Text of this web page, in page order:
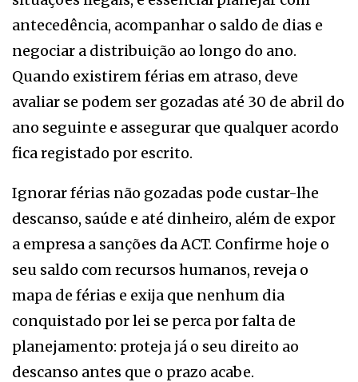
antecedência, acompanhar o saldo de dias e
negociar a distribuição ao longo do ano.
Quando existirem férias em atraso, deve
avaliar se podem ser gozadas até 30 de abril do
ano seguinte e assegurar que qualquer acordo
fica registado por escrito.
Ignorar férias não gozadas pode custar-lhe
descanso, saúde e até dinheiro, além de expor
a empresa a sanções da ACT. Confirme hoje o
seu saldo com recursos humanos, reveja o
mapa de férias e exija que nenhum dia
conquistado por lei se perca por falta de
planejamento: proteja já o seu direito ao
descanso antes que o prazo acabe.